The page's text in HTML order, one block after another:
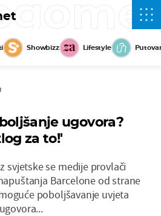
Showbizz Lifestyle
ugovora?
za to!'
svjetske se medije provlači
Barcelone od strane
poboljšavanje uvjeta